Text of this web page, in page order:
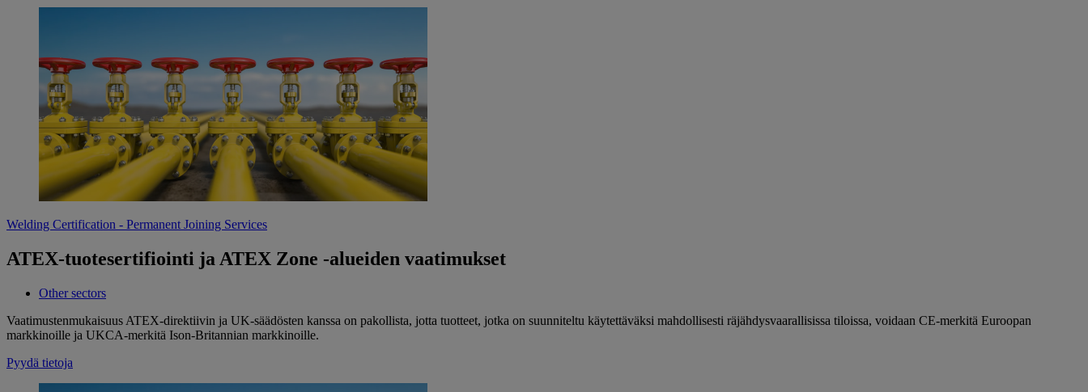
Welding Certification - Permanent Joining Services
ATEX-tuotesertifiointi ja ATEX Zone -alueiden vaatimukset
Other sectors
Vaatimustenmukaisuus ATEX-direktiivin ja UK-säädösten kanssa on pakollista, jotta tuotteet, jotka on suunniteltu käytettäväksi mahdollisesti räjähdysvaarallisissa tiloissa, voidaan CE-merkitä Euroopan
markkinoille ja UKCA-merkitä Ison-Britannian markkinoille.
Pyydä tietoja